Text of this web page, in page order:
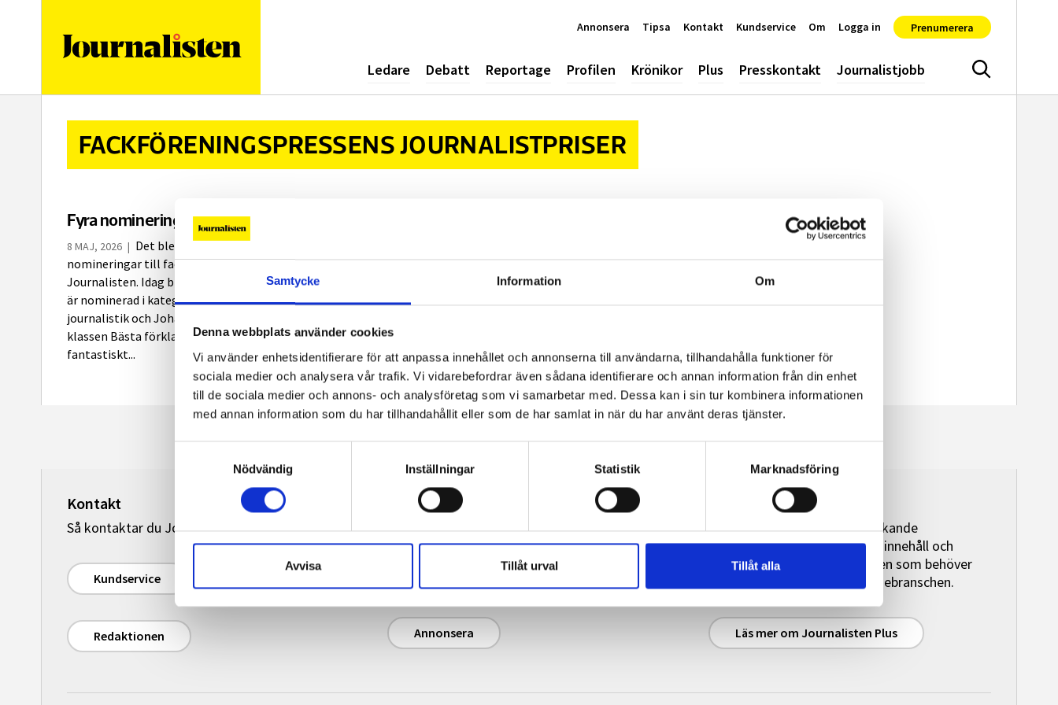
Samtycke Information Om
Denna webbplats använder cookies
Vi använder enhetsidentifierare för att anpassa innehållet och annonserna till användarna, tillhandahålla funktioner för
sociala medier och analysera vår trafik. Vi vidarebefordrar även sådana identifierare och annan information från din enhet
till de sociala medier och annons- och analysföretag som vi samarbetar med. Dessa kan i sin tur kombinera informationen
med annan information som du har tillhandahållit eller som de har samlat in när du har använt deras tjänster.
Nödvändig
Inställningar Statistik Marknadsföring
Avvisa Tillåt urval Tillåt alla
Ledare Debatt Reportage Profilen Krönikor Plus Presskontakt Journalistjobb Sök
Annonsera Tipsa Kontakt Kundservice Om Logga in Prenumerera
FACKFÖRENINGSPRESSENS JOURNALISTPRISER
Fyra nomineringar för Journalisten
8 MAJ, 2026 | Det blev inte mindre än fyra
nomineringar till fackpressens journalistspriser för
Journalisten. Idag blev det klart att Hanna Lundquist
är nominerad i kategorin Bästa berättande
journalistik och Johannes Nesser och Tor Johnsson i
klassen Bästa förklarande journalistik. – Det är
fantastiskt...
Kontakt
Så kontaktar du Journalisten:
Kundservice
Redaktionen
Annonsera
Journalisten.se har 240 000 unika sidvisningar
och 120 000 unika besökare per månad (i
genomsnitt). Magasinet Journalisten har en
upplaga på cirka 13 500 ex (2025).
Annonsera
Journalisten Plus
Journalisten Plus är en heltäckande
premiumtjänst med exklusivt innehåll och
granskande journalistik för den som behöver
initierad bevakningen av mediebranschen.
Läs mer om Journalisten Plus